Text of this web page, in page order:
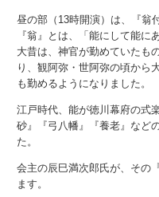
昼の部（13時開演）は、『翁
『翁』とは、「能にして能に
大昔は、神官が勤めていたも
り、観阿弥・世阿弥の頃から
も勤めるようになりました。
江戸時代、能が徳川幕府の式
砂』『弓八幡』『養老』など
た。
会主の辰巳満次郎氏が、その
ます。